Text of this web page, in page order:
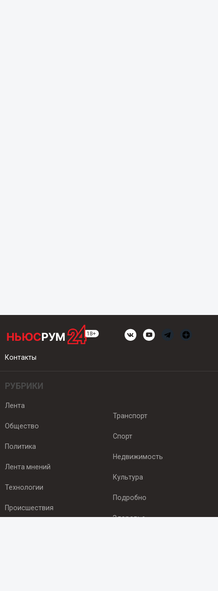
Контакты
РУБРИКИ
Лента
Общество
Политика
Лента мнений
Технологии
Происшествия
Транспорт
Спорт
Недвижимость
Культура
Подробно
Здоровье